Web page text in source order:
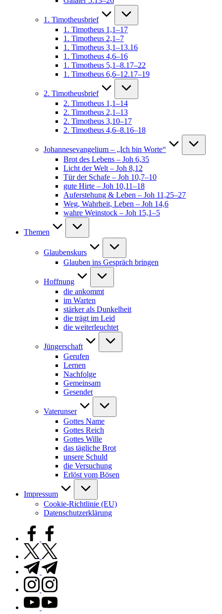
1. Timotheusbrief
1. Timotheus 1,1–17
1. Timotheus 2,1–7
1. Timotheus 3,1–13.16
1. Timotheus 4,6–16
1. Timotheus 5,1–8.17–22
1. Timotheus 6,6–12.17–19
2. Timotheusbrief
2. Timotheus 1,1–14
2. Timotheus 2,1–13
2. Timotheus 3,10–17
2. Timotheus 4,6–8.16–18
Johannesevangelium – „Ich bin Worte“
Brot des Lebens – Joh 6,35
Licht der Welt – Joh 8,12
Tür der Schafe – Joh 10,7–10
gute Hirte – Joh 10,11–18
Auferstehung & Leben – Joh 11,25–27
Weg, Wahrheit, Leben – Joh 14,6
wahre Weinstock – Joh 15,1–5
Themen
Glaubenskurs
Glauben ins Gespräch bringen
Hoffnung
die ankommt
im Warten
stärker als Dunkelheit
die trägt im Leid
die weiterleuchtet
Jüngerschaft
Gerufen
Lernen
Nachfolge
Gemeinsam
Gesendet
Vaterunser
Gottes Name
Gottes Reich
Gottes Wille
das tägliche Brot
unsere Schuld
die Versuchung
Erlöst vom Bösen
Impressum
Cookie-Richtlinie (EU)
Datenschutzerklärung
facebook.com
twitter.com
t.me
instagram.com
youtube.com